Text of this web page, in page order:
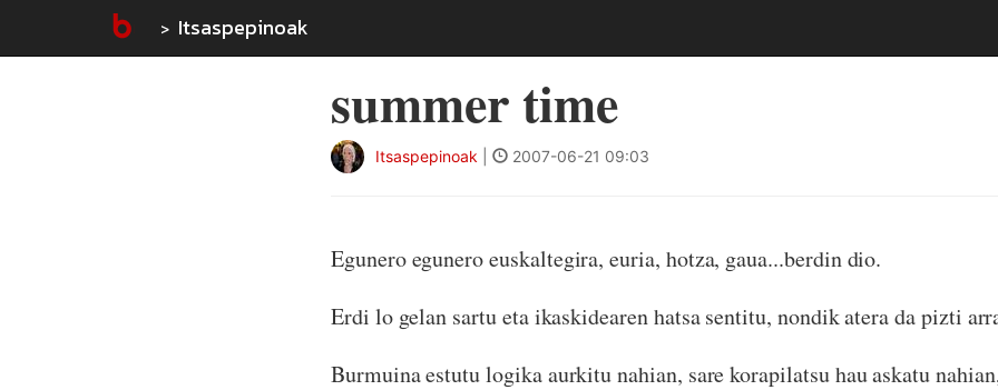
Itsaspepinoak
summer time
Itsaspepinoak 2007-06-21 09:03
Egunero egunero euskaltegira, euria, hotza, gaua...berdin dio.
Erdi lo gelan sartu eta ikaskidearen hatsa sentitu, nondik atera da pizti
Burmuina estutu logika aurkitu nahian, sare korapilatsu hau askatu